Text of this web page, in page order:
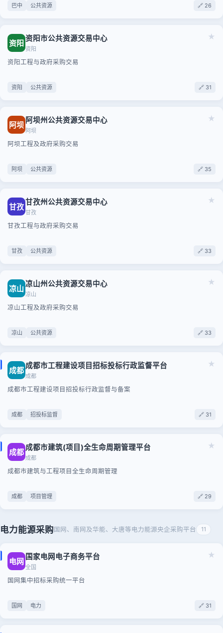
巴中 公共资源 🔗 26
★
资阳 资阳市公共资源交易中心
资阳
资阳工程与政府采购交易
资阳 公共资源 🔗 31
★
阿坝 阿坝州公共资源交易中心
阿坝
阿坝工程及政府采购交易
阿坝 公共资源 🔗 35
★
甘孜甘孜州公共资源交易中心
甘孜
甘孜工程与政府采购交易
甘孜 公共资源 🔗 33
★
凉山 凉山州公共资源交易中心
凉山
凉山工程及政府采购交易
凉山 公共资源 🔗 33
★
成都 成都市工程建设项目招标投标行政监督平台
成都
成都市工程建设项目招投标行政监督与备案
成都 招投标监督 🔗 31
★
成都 成都市建筑(项目)全生命周期管理平台
成都
成都市建筑与工程项目全生命周期管理
成都 项目管理 🔗 29
电力能源采购 国网、南网及华能、大唐等电力能源央企采购平台 11
★
电网 国家电网电子商务平台
全国
国网集中招标采购统一平台
国网 电力 🔗 31